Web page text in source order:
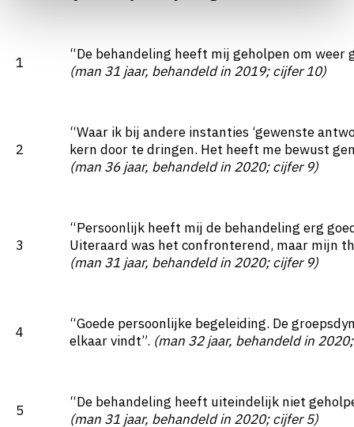
1
“De behandeling heeft mij geholpen om weer
(man 31 jaar, behandeld in 2019; cijfer 10)
2
“Waar ik bij andere instanties ‘gewenste
kern door te dringen. Het heeft me bewust
(man 36 jaar, behandeld in 2020; cijfer 9)
3
“Persoonlijk heeft mij de behandeling erg
Uiteraard was het confronterend, maar mijn
(man 31 jaar, behandeld in 2020; cijfer 9)
4
“Goede persoonlijke begeleiding. De
elkaar vindt”. (man 32 jaar, behandeld in
5
“De behandeling heeft uiteindelijk niet
(man 31 jaar, behandeld in 2020; cijfer 5)